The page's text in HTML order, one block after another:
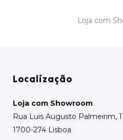
Loja com
Localização
Loja com Showroom
Rua Luis Augusto Palmeirim,
1700-274 Lisboa